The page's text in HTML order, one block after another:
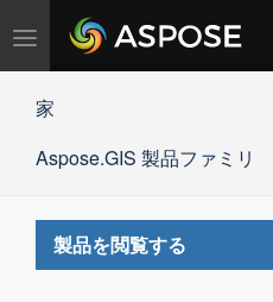
ナ
ー
ョ
切
家
Aspose.GIS 製品ファミリ
製品を閲覧する